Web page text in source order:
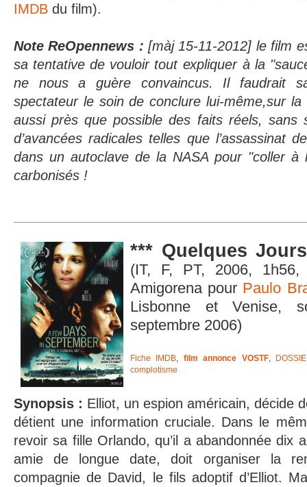
IMDB du film).
Note ReOpennews : [màj 15-11-2012] le film
sa tentative de vouloir tout expliquer à la
ne nous a guère convaincus. Il faudrait
spectateur le soin de conclure lui-même,sur
aussi près que possible des faits réels, sans
d’avancées radicales telles que l’assassinat
dans un autoclave de la NASA pour "coller à
carbonisés !
*** Quelques
(IT, F, PT, 2006,
Amigorena pour Paulo
Lisbonne et Venise,
septembre 2006)
Fiche IMDB film annonce VOSTF,
complotisme
Synopsis : Elliot, un espion américain, décide
détient une information cruciale. Dans le
revoir sa fille Orlando, qu’il a abandonnée dix
amie de longue date, doit organiser la
compagnie de David, le fils adoptif d’Elliot.